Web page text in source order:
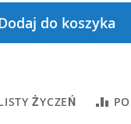
do koszyka
ŻYCZEŃ